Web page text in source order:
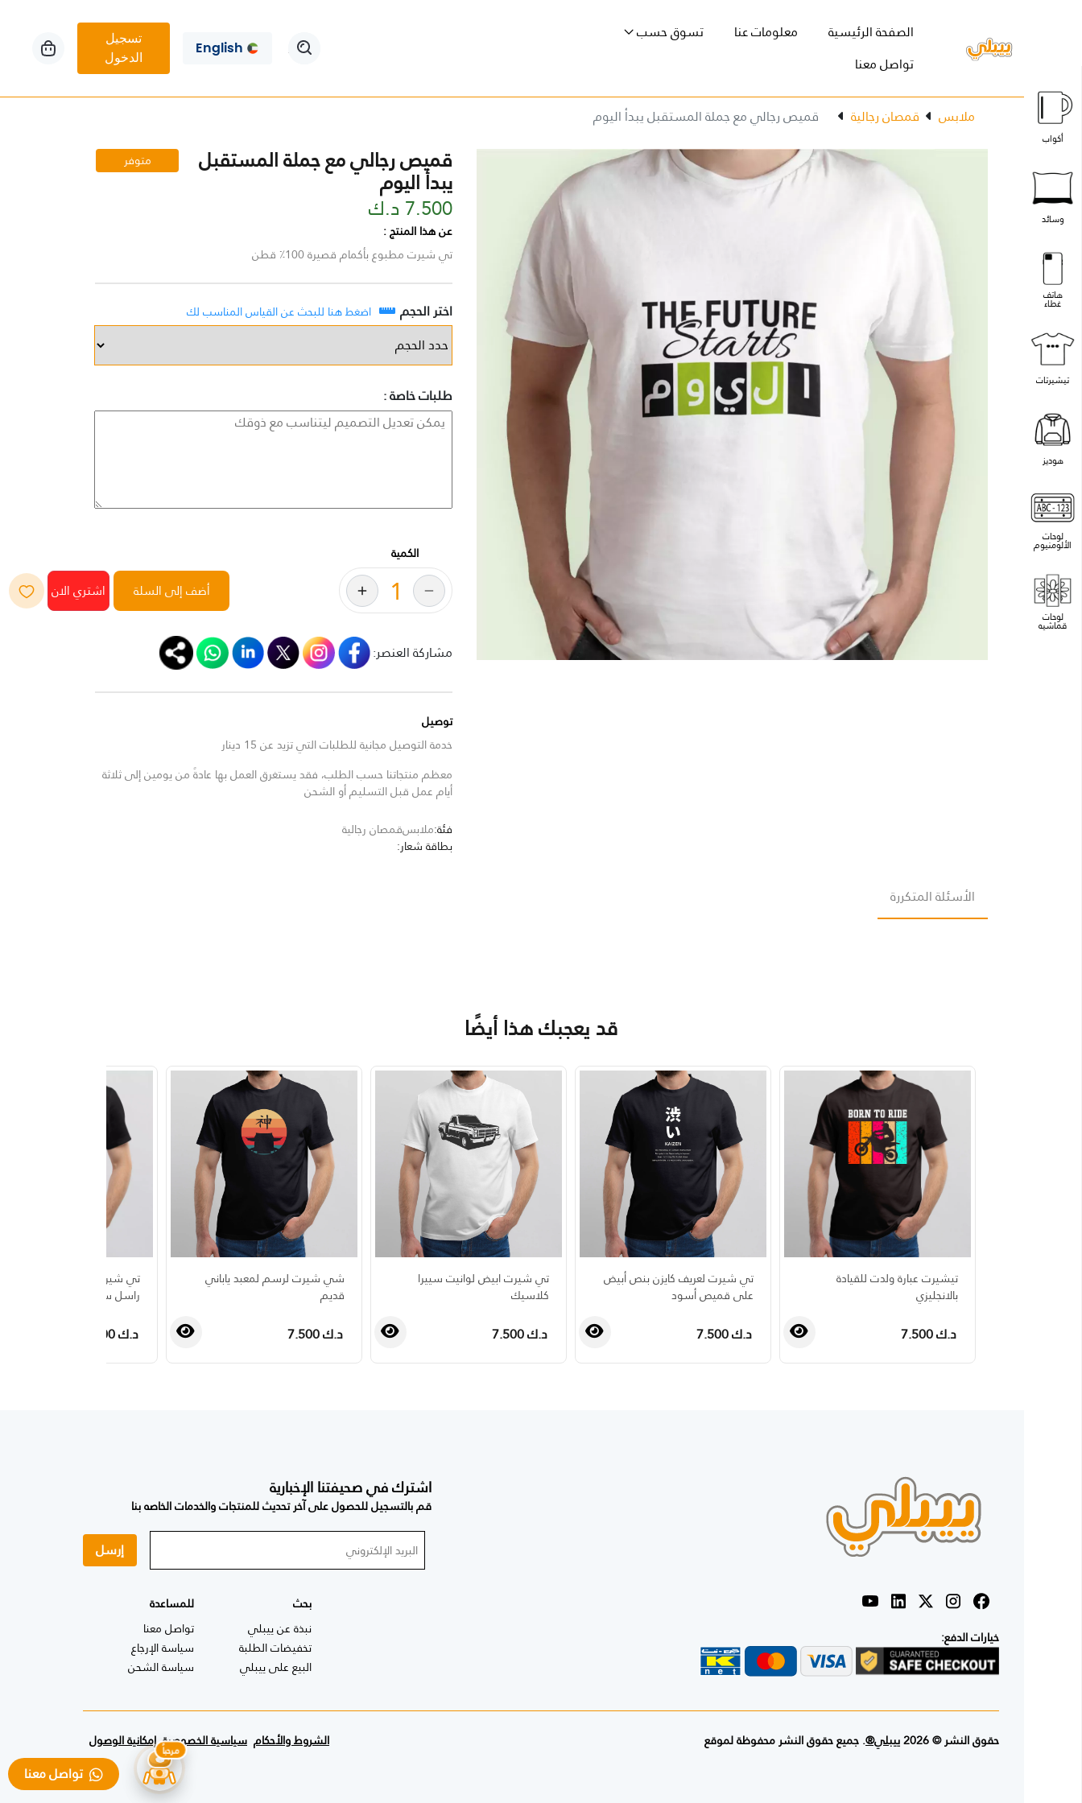
أكواب
وسائد
هاتف
غطاء
تيشيرتات
هوديز
لوحات
الألومنيوم
لوحات
قماشيه
الصفحة الرئيسية
(current) معلومات عنا
تسوق حسب
تواصل معنا
English
تسجيل
الدخول
ملابس قمصان رجالية قميص رجالي مع جملة المستقبل يبدأ اليوم
قميص رجالي مع جملة المستقبل
يبدأ اليوم
متوفر
7.500 د.ك
عن هذا المنتج :
تي شيرت مطبوع بأكمام قصيرة 100٪ قطن
اختر الحجم اضغط هنا للبحث عن القياس المناسب لك
طلبات خاصة :
الكمية
أضف إلى السلة
مشاركة العنصر:
توصيل
خدمة التوصيل مجانية للطلبات التي تزيد عن 15 دينار
معظم منتجاتنا حسب الطلب، فقد يستغرق العمل بها عادةً من يومين إلى ثلاثة
أيام عمل قبل التسليم أو الشحن
فئة:ملابسقمصان رجالية
بطاقة شعار:
الأسئلة المتكررة
قد يعجبك هذا أيضًا
تيشيرت عبارة ولدت للقيادة
بالانجليزي
د.ك 7.500
تي شيرت لعريف كايزن بنص أبيض
على قميص أسود
د.ك 7.500
تي شيرت ابيض لوانيت سييرا
كلاسيك
د.ك 7.500
شي شيرت لرسم لمعبد ياباني
قديم
د.ك 7.500
تي شيرت أسود لشعار محطة
راسل سكوير
د.ك 7.500
خيارات الدفع:
اشترك في صحيفتنا الإخبارية
قم بالتسجيل للحصول على آخر تحديث للمنتجات والخدمات الخاصه بنا
إرسل
بحث
نبذة عن ييبلي
تخفيضات الطلبة
البيع على ييبلي
للمساعدة
تواصل معنا
سياسة الإرجاع
سياسة الشحن
حقوق النشر © 2026 ييبلي®. جميع حقوق النشر محفوظة لموقع الشروط والأحكام سياسية الخصوصية إمكانية الوصول
تواصل معنا